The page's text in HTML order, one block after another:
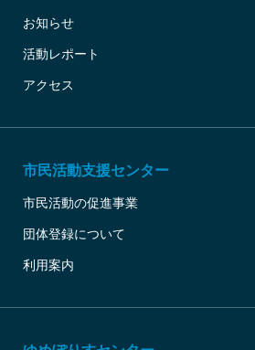
お知らせ
活動レポート
アクセス
市民活動支援センター
市民活動の促進事業
団体登録について
利用案内